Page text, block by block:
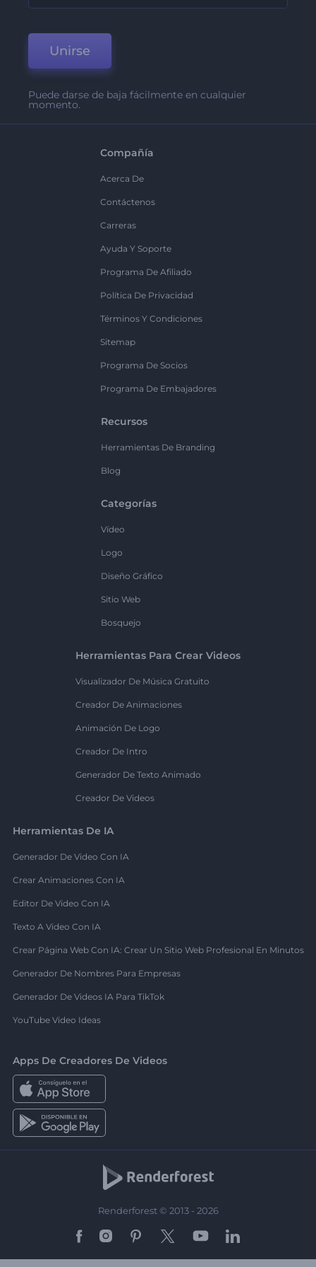
Unirse
Puede darse de baja fácilmente en cualquier
momento.
Compañía
Acerca De
Contáctenos
Carreras
Ayuda Y Soporte
Programa De Afiliado
Política De Privacidad
Términos Y Condiciones
Sitemap
Programa De Socios
Programa De Embajadores
Recursos
Herramientas De Branding
Blog
Categorías
Vídeo
Logo
Diseño Gráfico
Sitio Web
Bosquejo
Herramientas Para Crear Videos
Visualizador De Música Gratuito
Creador De Animaciones
Animación De Logo
Creador De Intro
Generador De Texto Animado
Creador De Videos
Herramientas De IA
Generador De Video Con IA
Crear Animaciones Con IA
Editor De Video Con IA
Texto A Video Con IA
Crear Página Web Con IA: Crear Un Sitio Web Profesional En Minutos
Generador De Nombres Para Empresas
Generador De Videos IA Para TikTok
YouTube Video Ideas
Apps De Creadores De Videos
Renderforest © 2013 - 2026